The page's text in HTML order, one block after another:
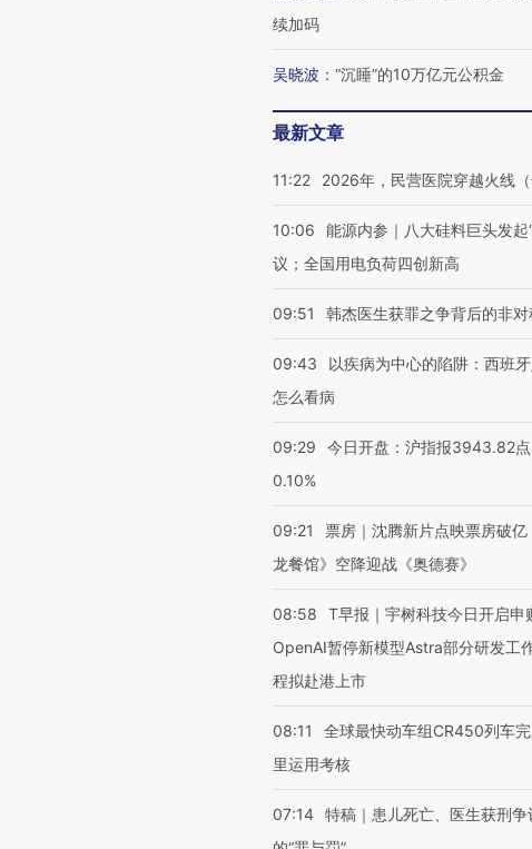
续加码
吴晓波 ： “沉睡”的10万亿元公积金
最新文章
11:22 2026年，民营医院穿越火线（
10:06
能源内参｜八大硅料巨头发起
议；全国用电负荷四创新高
09:51 韩杰医生获罪之争背后的非
09:43
以疾病为中心的陷阱：西班
怎么看病
09:29
今日开盘：沪指报3943.82
0.10%
09:21
票房｜沈腾新片点映票房破
龙餐馆》空降迎战《奥德赛》
08:58
T早报｜宇树科技今日开启申
OpenAI暂停新模型Astra部分研发工
程拟赴港上市
08:11
全球最快动车组CR450列车
里运用考核
07:14 特稿｜患儿死亡、医生获刑争